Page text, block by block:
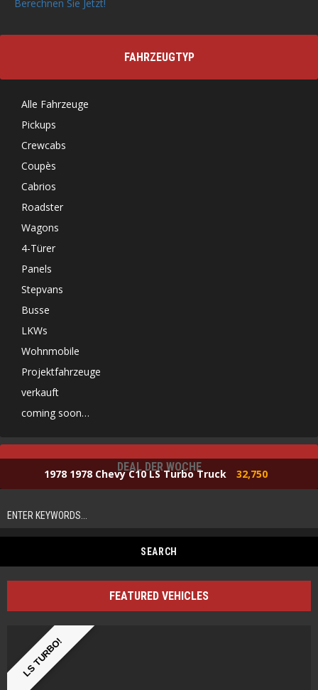
Berechnen Sie Jetzt!
FAHRZEUGTYP
Alle Fahrzeuge
Pickups
Crewcabs
Coupès
Cabrios
Roadster
Wagons
4-Türer
Panels
Stepvans
Busse
LKWs
Wohnmobile
Projektfahrzeuge
verkauft
coming soon…
DEAL DER WOCHE
1978 1978 Chevy C10 LS Turbo Truck 32,750
FEATURED VEHICLES
LS TURBO!